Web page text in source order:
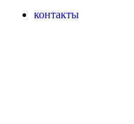
контакты